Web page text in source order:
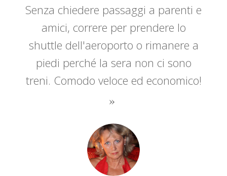
Senza chiedere passaggi a parenti e
amici, correre per prendere lo
shuttle dell'aeroporto o rimanere a
piedi perché la sera non ci sono
treni. Comodo veloce ed economico!